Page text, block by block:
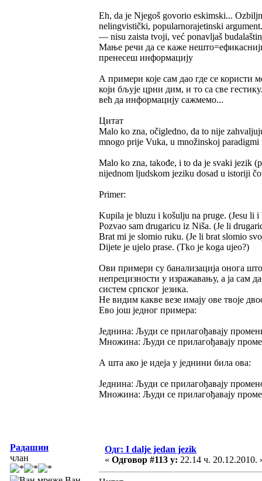
Eh, da je Njegoš govorio eskimski...
nelingvistički, popularnorajetinski
— nisu zaista tvoji, već ponavljaš
Мање речи да се каже
пренесеш информацију
А примери које сам дао где се користи
који бљује црни дим, и то са све
већ да информацију сажмемо...
Цитат
Malo ko zna, očigledno, da to nije
mnogo prije Vuka, u množinskoj
Malo ko zna, takođe, i to da je svaki jezik
nijednom ljudskom jeziku dosad u istoriji
Primer:
Kupila je bluzu i košulju na pruge. (Jesu li
Pozvao sam drugaricu iz Niša. (Je li
Brat mi je slomio ruku. (Je li brat slomio
Dijete je ujelo prase. (Tko je koga ujeo?)
Ови примери су банализација онога
непрецизности у изражавању, а ја сам
систем српског језика.
Не видим какве везе имају ове твоје
Ево још једног примера:
Једнина: Људи се прилагођавају
Множина: Људи се прилагођавају
А шта ако је идеја у једнини била ова:
Једнина: Људи се прилагођавају
Множина: Људи се прилагођавају
Радашин
члан
Одг: I dalje jedan jezik
« Одговор #113 у: 22.14 ч. 20.12.2010.